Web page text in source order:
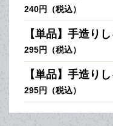
240円（税込）
【単品】手造り
295円（税込）
【単品】手造り
295円（税込）